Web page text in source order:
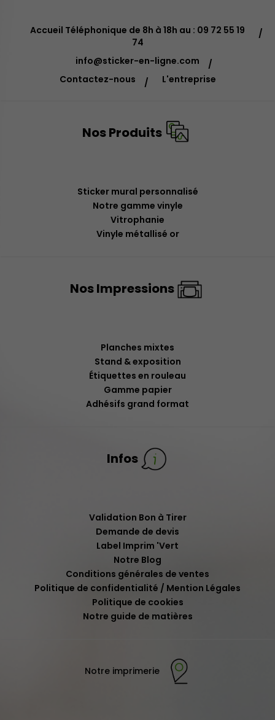
Accueil Téléphonique de 8h à 18h au : 09 72 55 19
74
info@sticker-en-ligne.com
Contactez-nous
L'entreprise
Nos Produits
Sticker mural personnalisé
Notre gamme vinyle
Vitrophanie
Vinyle métallisé or
Nos Impressions
Planches mixtes
Stand & exposition
Étiquettes en rouleau
Gamme papier
Adhésifs grand format
Infos
Validation Bon à Tirer
Demande de devis
Label Imprim 'Vert
Notre Blog
Conditions générales de ventes
Politique de confidentialité / Mention Légales
Politique de cookies
Notre guide de matières
Notre imprimerie